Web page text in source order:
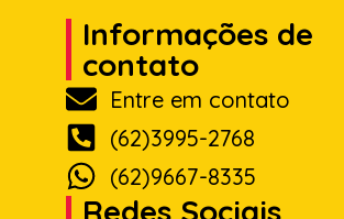
Informações de
contato
Entre em contato
(62)3995-2768
(62)9667-8335
Redes Sociais